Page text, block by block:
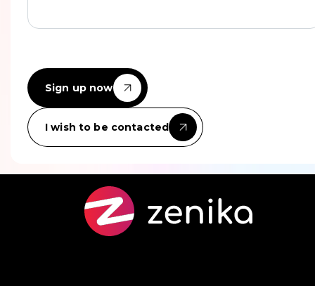
Sign up now
I wish to be contacted